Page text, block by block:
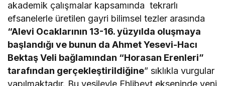
akademik çalışmalar kapsamında tekrarlı
efsanelerle üretilen gayri bilimsel tezler arasında
“Alevi Ocaklarının 13-16. yüzyılda oluşmaya
başlandığı ve bunun da Ahmet Yesevi-Hacı
Bektaş Veli bağlamından “Horasan Erenleri”
tarafından gerçekleştirildiğine” sıklıkla vurgular
yapılmaktadır. Bu vesileyle Ehlibeyt ekseninde yeni